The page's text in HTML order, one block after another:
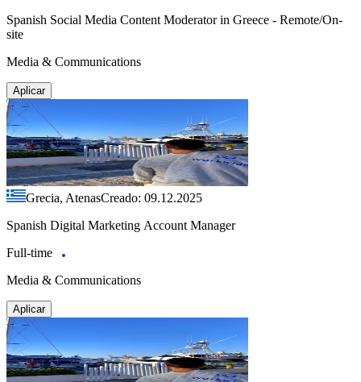
Spanish Social Media Content Moderator in Greece - Remote/On-
site
Media & Communications
Aplicar
Grecia, AtenasCreado: 09.12.2025
Spanish Digital Marketing Account Manager
Full-time
Media & Communications
Aplicar